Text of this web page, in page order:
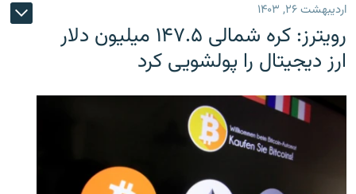
اردیبهشت ۲۶, ۱۴۰۳
رویترز: کره شمالی ۱۴۷.۵ میلیون دلار
ارز دیجیتال را پولشویی کرد